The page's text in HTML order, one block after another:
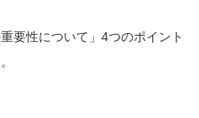
要性について」4つのポイント